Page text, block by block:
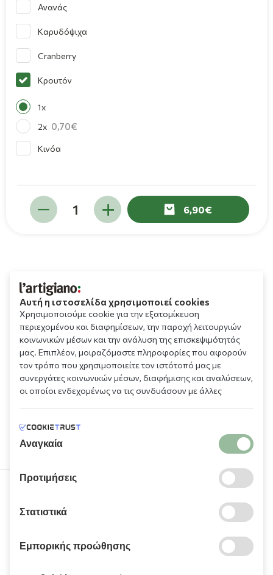
Ανανάς
Καρυδόψιχα
Cranberry
Κρουτόν
1x
2x 0,70
Κινόα
6,90
210 9709 100
Αυτή η ιστοσελίδα χρησιμοποιεί cookies
Χρησιμοποιούμε cookie για την εξατομίκευση
περιεχομένου και διαφημίσεων, την παροχή λειτουργιών
κοινωνικών μέσων και την ανάλυση της επισκεψιμότητάς
μας. Επιπλέον, μοιραζόμαστε πληροφορίες που αφορούν
τον τρόπο που χρησιμοποιείτε τον ιστότοπό μας με
συνεργάτες κοινωνικών μέσων, διαφήμισης και αναλύσεων,
οι οποίοι ενδεχομένως να τις συνδυάσουν με άλλες
υπηρεσιών τους.
Αναγκαία
Προτιμήσεις
Στατιστικά
Εμπορικής προώθησης